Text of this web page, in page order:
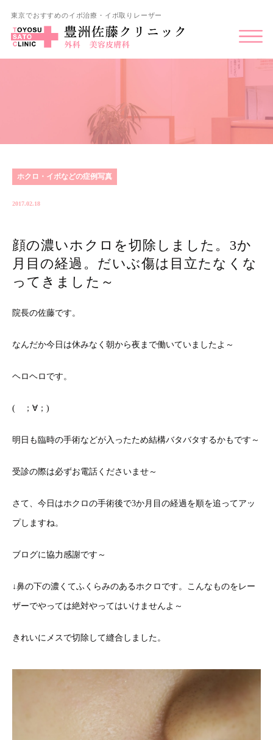
東京でおすすめのイボ治療・イボ取りレーザー
ホクロ・イボなどの症例写真
2017.02.18
顔の濃いホクロを切除しました。3か
月目の経過。だいぶ傷は目立たなくな
ってきました～
院長の佐藤です。
なんだか今日は休みなく朝から夜まで働いていましたよ～
ヘロヘロです。
( ；∀；)
明日も臨時の手術などが入ったため結構バタバタするかもです～
受診の際は必ずお電話くださいませ～
さて、今日はホクロの手術後で3か月目の経過を順を追ってアッ
プしますね。
ブログに協力感謝です～
↓鼻の下の濃くてふくらみのあるホクロです。こんなものをレー
ザーでやっては絶対やってはいけませんよ～
きれいにメスで切除して縫合しました。